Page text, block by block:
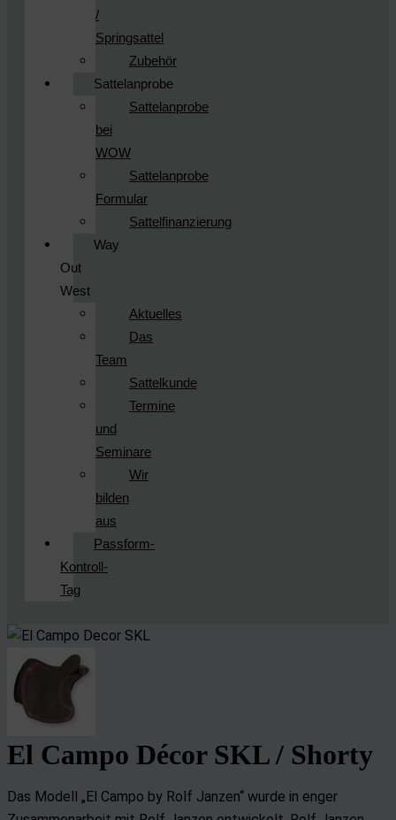
/
Springsattel
Zubehör
Sattelanprobe
Sattelanprobe
bei
WOW
Sattelanprobe
Formular
Sattelfinanzierung
Way
Out
West
Aktuelles
Das
Team
Sattelkunde
Termine
und
Seminare
Wir
bilden
aus
Passform-
Kontroll-
Tag
El Campo Décor SKL / Shorty
Das Modell „El Campo by Rolf Janzen“ wurde in enger